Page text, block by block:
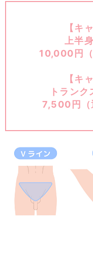
【キ
上半
10,000円
【キ
トラン
7,500円（